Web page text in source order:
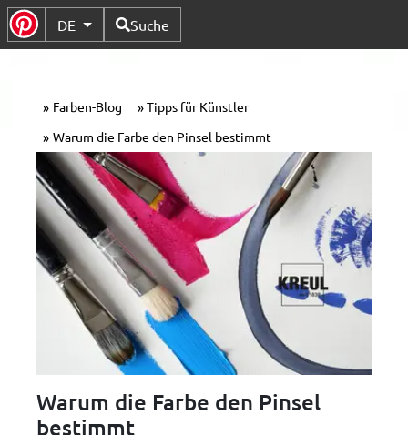
Untermenü Umschalten
DE Verfügbare Sprachen
Suche
Farben-Blog
Tipps für Künstler
Warum die Farbe den Pinsel bestimmt
Warum die Farbe den Pinsel
bestimmt